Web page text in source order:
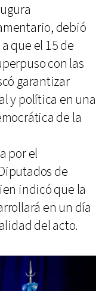
debió
que el 15 de
con las
garantizar
y política en una
de la
por el
de
indicó que la
en un día
del acto.